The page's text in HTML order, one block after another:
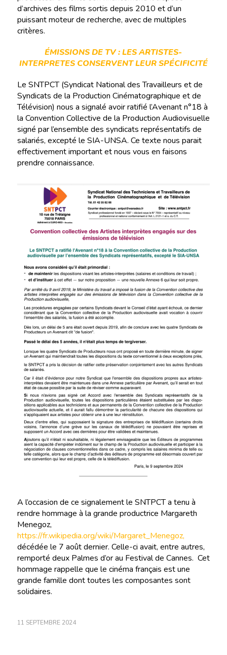
d’archives des films sortis depuis 2010 et d’un
puissant moteur de recherche, avec de multiples
critères.
ÉMISSIONS DE TV : LES ARTISTES-
INTERPRETES CONSERVENT LEUR SPÉCIFICITÉ
Le SNTPCT (Syndicat National des Travailleurs et de
Syndicats de la Production Cinématographique et de
Télévision) nous a signalé avoir ratifié l’Avenant n°18 à
la Convention Collective de la Production Audiovisuelle
signé par l’ensemble des syndicats représentatifs de
salariés, excepté le SIA-UNSA. Ce texte nous parait
effectivement important et nous vous en faisons
prendre connaissance.
A l’occasion de ce signalement le SNTPCT a tenu à
rendre hommage à la grande productrice Margareth
Menegoz,
https://fr.wikipedia.org/wiki/Margaret_Menegoz,
décédée le 7 août dernier. Celle-ci avait, entre autres,
remporté deux Palmes d’or au Festival de Cannes. Cet
hommage rappelle que le cinéma français est une
grande famille dont toutes les composantes sont
solidaires.
11 SEPTEMBRE 2024